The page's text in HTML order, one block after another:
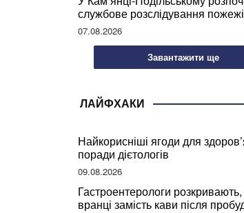
службове розслідування
сміттєзвалищі
07.08.2026
Завантажити ще
ЛАЙФХАКИ
Найкорисніші ягоди для
поради дієтологів
09.08.2026
Гастроентерологи
вранці замість кави після